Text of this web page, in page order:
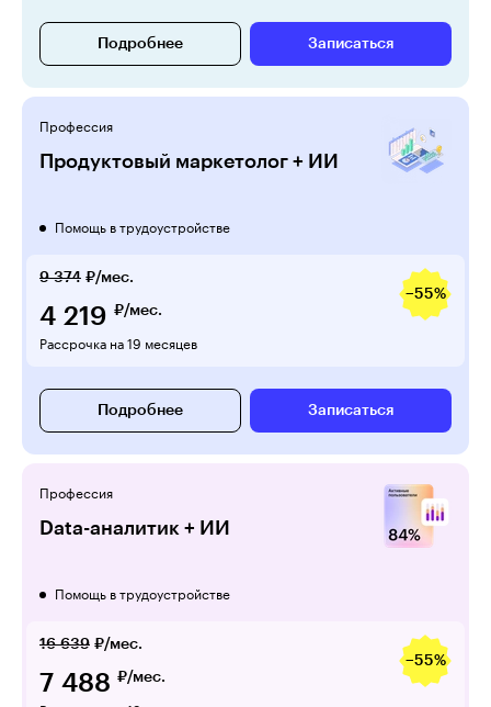
Подробнее Записаться
Профессия
Продуктовый маркетолог + ИИ
Помощь в трудоустройстве
9 374 ₽/мес.
−55%
4 219 ₽/мес.
Рассрочка на 19 месяцев
Подробнее Записаться
Профессия
Data-аналитик + ИИ
Помощь в трудоустройстве
16 639 ₽/мес.
−55%
7 488 ₽/мес.